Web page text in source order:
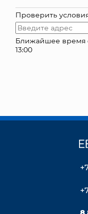
Проверить
Ближайшее время
13:00